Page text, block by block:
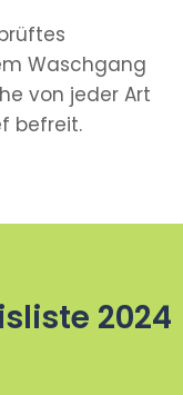
Waschgang
von jeder Art
befreit.
2024